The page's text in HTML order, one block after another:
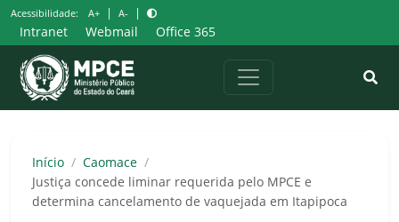
Pular
para
o
conteúdo
Acessibilidade: A+ | A- |
Intranet Webmail Office 365
Início / Caomace /
Justiça concede liminar requerida pelo MPCE e
determina cancelamento de vaquejada em Itapipoca